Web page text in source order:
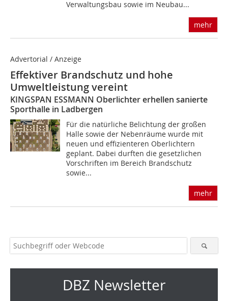
Verwaltungsbau sowie im Neubau...
mehr
Advertorial / Anzeige
Effektiver Brandschutz und hohe
Umweltleistung vereint
KINGSPAN ESSMANN Oberlichter erhellen sanierte
Sporthalle in Ladbergen
Für die natürliche Belichtung der großen
Halle sowie der Nebenräume wurde mit
neuen und effizienteren Oberlichtern
geplant. Dabei durften die gesetzlichen
Vorschriften im Bereich Brandschutz
sowie...
mehr
DBZ Newsletter